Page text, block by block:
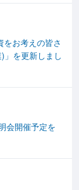
をお考えの皆さ
」を更新しまし
会開催予定を